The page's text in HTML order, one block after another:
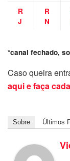
R
J
R
N
*canal fechado,
Caso queira
aqui e faça
Sobre Últimos